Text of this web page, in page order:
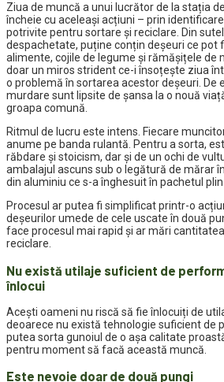
Ziua de muncă a unui lucrător de la stația
încheie cu aceleași acțiuni – prin
potrivite pentru sortare și reciclare. Din
despachetate, puține conțin deșeuri ce pot
alimente, cojile de legume și rămășițele de
doar un miros strident ce-i însoțește ziua
o problemă în sortarea acestor deșeuri. De
murdare sunt lipsite de șansa la o nouă
groapa comună.
Ritmul de lucru este intens. Fiecare
anume pe banda rulantă. Pentru a sorta,
răbdare și stoicism, dar și de un ochi de
ambalajul ascuns sub o legătură de mărar
din aluminiu ce s-a înghesuit în pachetul
Procesul ar putea fi simplificat printr-o
deșeurilor umede de cele uscate în două
face procesul mai rapid și ar mări
reciclare.
Nu există utilaje suficient de
înlocui
Acești oameni nu riscă să fie înlocuiți de
deoarece nu există tehnologie suficient de
putea sorta gunoiul de o așa calitate
pentru moment să facă această muncă.
Este nevoie doar de două pungi